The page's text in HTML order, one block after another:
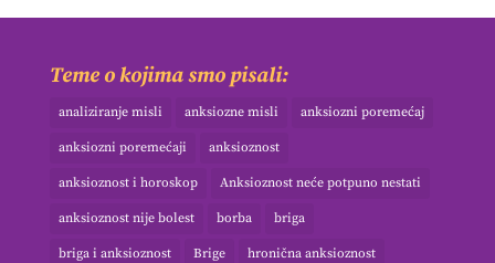
Teme o kojima smo pisali:
analiziranje misli anksiozne misli anksiozni poremećaj
anksiozni poremećaji anksioznost
anksioznost i horoskop Anksioznost neće potpuno nestati
anksioznost nije bolest borba briga
briga i anksioznost Brige hronična anksioznost